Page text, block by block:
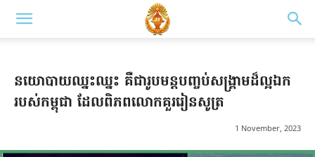
នយោបាយឈ្នះឈ្នះ គឺជារូបមន្តបញ្ចប់សង្គ្រាមដ៏ល្អឯក
របស់កម្ពុជា ដែលពិភពលោកគួររៀនសូត្រ
1 November, 2023